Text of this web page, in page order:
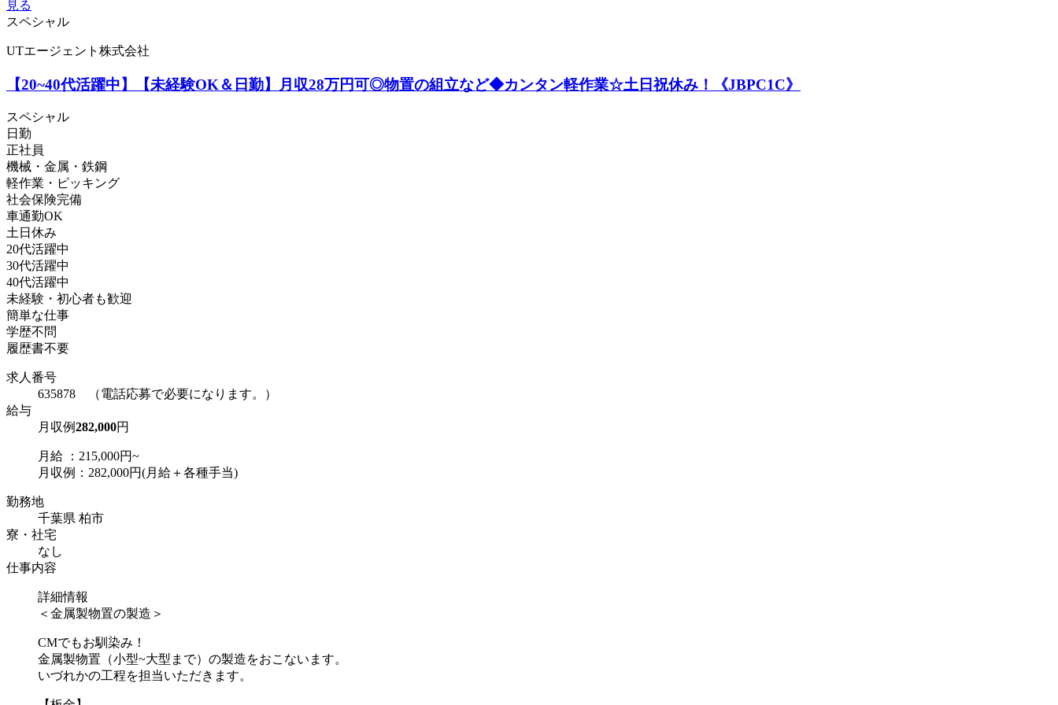
見る
スペシャル
UTエージェント株式会社
【20~40代活躍中】【未経験OK＆日勤】月収28万円可◎物置の組立など◆カンタン軽作業☆土日祝休み！《JBPC1C》
スペシャル
日勤
正社員
機械・金属・鉄鋼
軽作業・ピッキング
社会保険完備
車通勤OK
土日休み
20代活躍中
30代活躍中
40代活躍中
未経験・初心者も歓迎
簡単な仕事
学歴不問
履歴書不要
求人番号
635878 （電話応募で必要になります。）
給与
月収例282,000円
月給 ：215,000円~
月収例：282,000円(月給＋各種手当)
勤務地
千葉県 柏市
寮・社宅
なし
仕事内容
詳細情報
＜金属製物置の製造＞
CMでもお馴染み！
金属製物置（小型~大型まで）の製造をおこないます。
いづれかの工程を担当いただきます。